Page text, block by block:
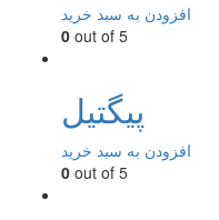
افزودن به سبد خرید
0 out of 5
پیگتیل
افزودن به سبد خرید
0 out of 5